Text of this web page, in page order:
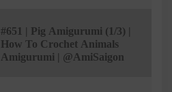
#651 | Pig Amigurumi (1/3) |
How To Crochet Animals
Amigurumi | @AmiSaigon